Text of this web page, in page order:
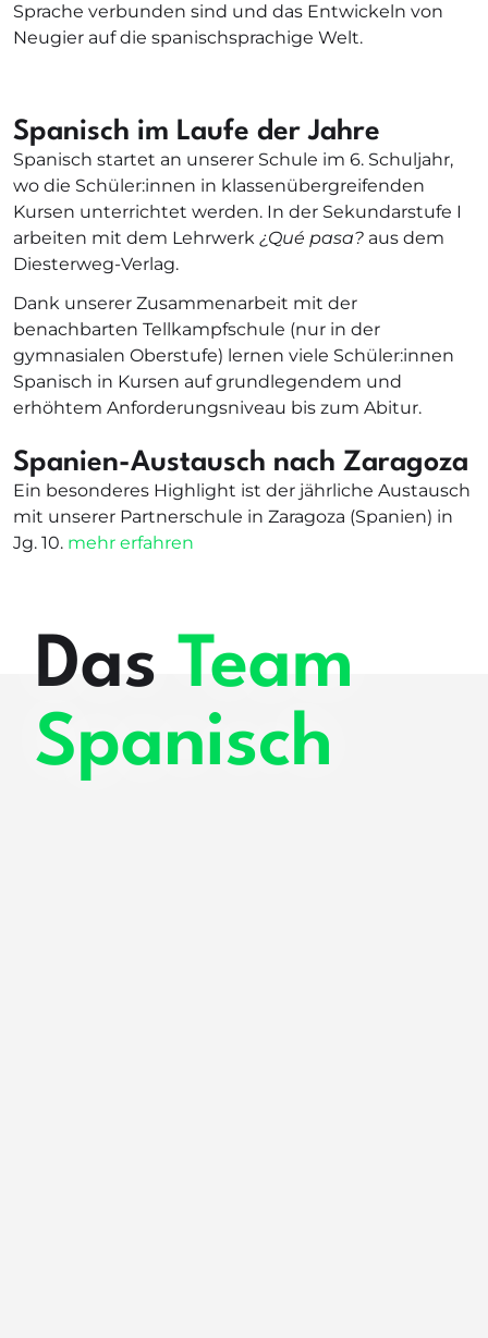
Sprache verbunden sind und das Entwickeln von
Neugier auf die spanischsprachige Welt.
Spanisch im Laufe der Jahre
Spanisch startet an unserer Schule im 6. Schuljahr,
wo die Schüler:innen in klassenübergreifenden
Kursen unterrichtet werden. In der Sekundarstufe I
arbeiten mit dem Lehrwerk ¿Qué pasa? aus dem
Diesterweg-Verlag.
Dank unserer Zusammenarbeit mit der
benachbarten Tellkampfschule (nur in der
gymnasialen Oberstufe) lernen viele Schüler:innen
Spanisch in Kursen auf grundlegendem und
erhöhtem Anforderungsniveau bis zum Abitur.
Spanien-Austausch nach Zaragoza
Ein besonderes Highlight ist der jährliche Austausch
mit unserer Partnerschule in Zaragoza (Spanien) in
Jg. 10. mehr erfahren
Das Team
Spanisch